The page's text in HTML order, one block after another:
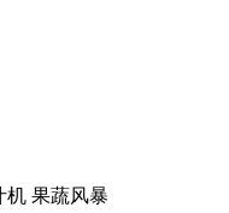
机 果蔬风暴